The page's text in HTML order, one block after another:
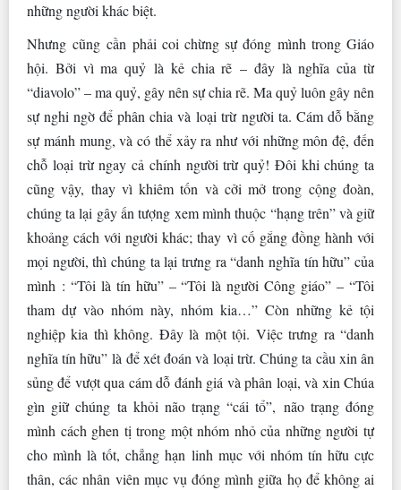
những người khác biệt.
Nhưng cũng cần phải coi chừng sự đóng mình trong Giáo
hội. Bởi vì ma quỷ là kẻ chia rẽ – đây là nghĩa của từ
“diavolo” – ma quỷ, gây nên sự chia rẽ. Ma quỷ luôn gây nên
sự nghi ngờ để phân chia và loại trừ người ta. Cám dỗ bằng
sự mánh mung, và có thể xảy ra như với những môn đệ, đến
chỗ loại trừ ngay cả chính người trừ quỷ! Đôi khi chúng ta
cũng vậy, thay vì khiêm tốn và cởi mở trong cộng đoàn,
chúng ta lại gây ấn tượng xem mình thuộc “hạng trên” và giữ
khoảng cách với người khác; thay vì cố gắng đồng hành với
mọi người, thì chúng ta lại trưng ra “danh nghĩa tín hữu” của
mình : “Tôi là tín hữu” – “Tôi là người Công giáo” – “Tôi
tham dự vào nhóm này, nhóm kia…” Còn những kẻ tội
nghiệp kia thì không. Đây là một tội. Việc trưng ra “danh
nghĩa tín hữu” là để xét đoán và loại trừ. Chúng ta cầu xin ân
sủng để vượt qua cám dỗ đánh giá và phân loại, và xin Chúa
gìn giữ chúng ta khỏi não trạng “cái tổ”, não trạng đóng
mình cách ghen tị trong một nhóm nhỏ của những người tự
cho mình là tốt, chẳng hạn linh mục với nhóm tín hữu cực
thân, các nhân viên mục vụ đóng mình giữa họ để không ai